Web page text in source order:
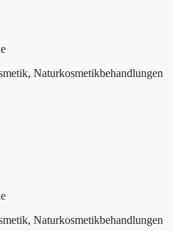
Naturkosmetikbehandlungen
Naturkosmetikbehandlungen